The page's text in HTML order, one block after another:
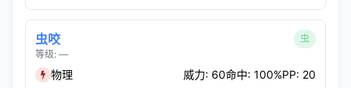
虫咬
等级: —
虫
物理 威力: 60命中: 100%PP: 20